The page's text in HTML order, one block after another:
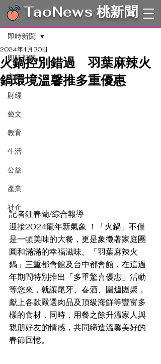
TaoNews 桃新聞
文章
即時新聞
市政
財經
藝文
教育
生活
公益
產業
社企
即時新聞
火鍋控別錯過 羽葉麻辣火
鍋環境溫馨推多重優惠
2024年1月30日
記者鍾春蘭/綜合報導
迎接2024龍年新氣象 ！「火鍋」不僅
是一頓美味的大餐，更是象徵著家庭團
圓和滿滿的幸福滋味。「羽葉麻辣火
鍋」三重都會館及台中都會館，在這過
年期間特別推出「多重驚喜優惠」活動
等您來，就讓尾牙、春酒、圍爐團聚，
獻上各款嚴選肉品及頂級海鮮等豐富多
樣的食材，同時，用餐之餘升溫家人與
親朋好友的情感，共同締造溫馨美好的
春節回憶。